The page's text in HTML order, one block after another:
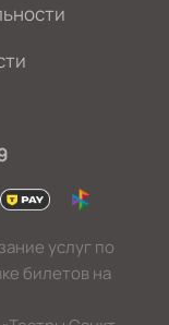
услуг по
билетов на